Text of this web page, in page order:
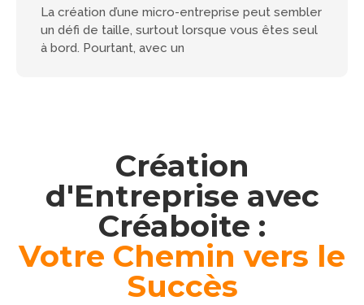
La création d’une micro-entreprise peut sembler
un défi de taille, surtout lorsque vous êtes seul
à bord. Pourtant, avec un
Création
d'Entreprise avec
Créaboite :
Votre Chemin vers le
Succès